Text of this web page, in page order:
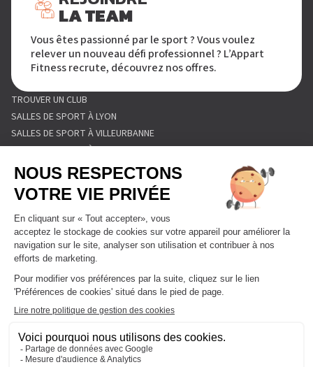
LA TEAM
Vous êtes passionné par le sport ? Vous voulez
relever un nouveau défi professionnel ? L’Appart
Fitness recrute, découvrez nos offres.
TROUVER UN CLUB
SALLES DE SPORT À LYON
SALLES DE SPORT À VILLEURBANNE
SALLES DE SPORT À DIJON
SALLES DE SPORT À SAINT ETIENNE
SALLES DE SPORT À PARIS
MENTIONS LÉGALES
POLITIQUE DE PROTECTION DES DONNÉES
POLITIQUE COOKIES
CONDITIONS GÉNÉRALES DE VENTE
RÈGLEMENT INTÉRIEUR
FORMULAIRE DE RETRACTATION
FORMULE ABONNEMENT